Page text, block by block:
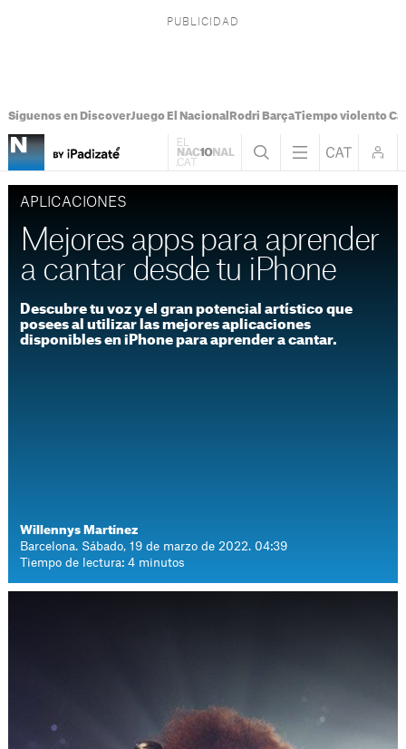
Síguenos en DiscoverJuego El Nacional Rodri BarçaTiempo violento
APLICACIONES
Mejores apps para aprender
a cantar desde tu iPhone
Descubre tu voz y el gran potencial artístico que
posees al utilizar las mejores aplicaciones
disponibles en iPhone para aprender a cantar.
Willennys Martínez
Barcelona. Sábado, 19 de marzo de 2022. 04:39
Tiempo de lectura: 4 minutos